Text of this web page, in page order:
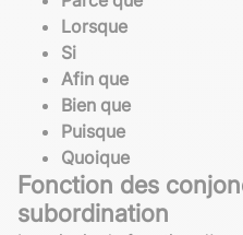
Lorsque
Si
Afin que
Bien que
Puisque
Quoique
Fonction des
subordination